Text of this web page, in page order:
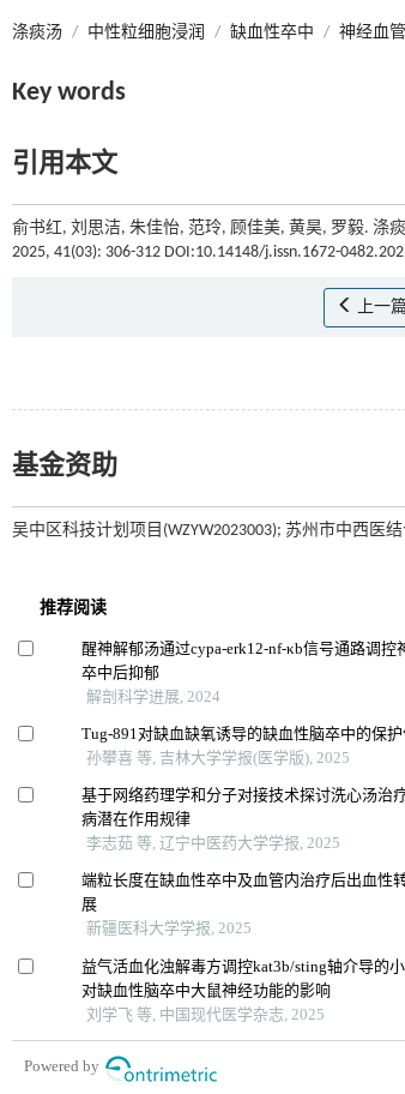
涤痰汤 / 中性粒细胞浸润 / 缺血性卒中 / 神经血
Key words
引用本文
俞书红, 刘思洁, 朱佳怡, 范玲, 顾佳美, 黄昊, 罗毅. 涤
2025, 41(03): 306-312 DOI:10.14148/j.issn.1672-
上一篇
基金资助
吴中区科技计划项目(WZYW2023003); 苏州市中西医